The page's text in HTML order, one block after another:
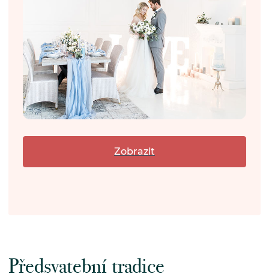
Zobrazit
Předsvatební tradice